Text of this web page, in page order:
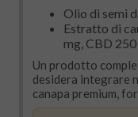
Olio di semi
Estratto di
mg, CBD
Un prodotto
desidera integrare
canapa premium,